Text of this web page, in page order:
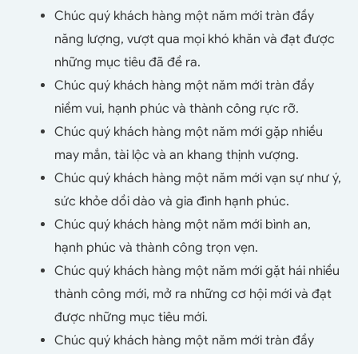
Chúc quý khách hàng một năm mới tràn đầy
năng lượng, vượt qua mọi khó khăn và đạt được
những mục tiêu đã đề ra.
Chúc quý khách hàng một năm mới tràn đầy
niềm vui, hạnh phúc và thành công rực rỡ.
Chúc quý khách hàng một năm mới gặp nhiều
may mắn, tài lộc và an khang thịnh vượng.
Chúc quý khách hàng một năm mới vạn sự như ý,
sức khỏe dồi dào và gia đình hạnh phúc.
Chúc quý khách hàng một năm mới bình an,
hạnh phúc và thành công trọn vẹn.
Chúc quý khách hàng một năm mới gặt hái nhiều
thành công mới, mở ra những cơ hội mới và đạt
được những mục tiêu mới.
Chúc quý khách hàng một năm mới tràn đầy